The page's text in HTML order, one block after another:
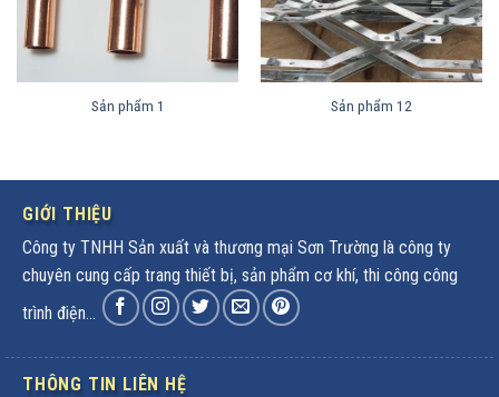
Sản phẩm 1 Sản phẩm 12
GIỚI THIỆU
Công ty TNHH Sản xuất và thương mại Sơn Trường là công ty
chuyên cung cấp trang thiết bị, sản phẩm cơ khí, thi công công
trình điện...
THÔNG TIN LIÊN HỆ